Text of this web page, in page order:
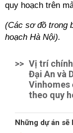
quy hoạch trên
(Các sơ đồ trong
hoạch Hà Nội).
>> Vị trí
Đại An và
Vinhomes
theo quy
Những dự án